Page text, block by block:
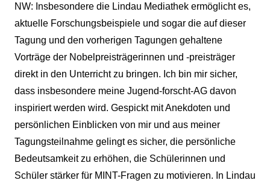
NW: Insbesondere die Lindau Mediathek ermöglicht es,
aktuelle Forschungsbeispiele und sogar die auf dieser
Tagung und den vorherigen Tagungen gehaltene
Vorträge der Nobelpreisträgerinnen und -preisträger
direkt in den Unterricht zu bringen. Ich bin mir sicher,
dass insbesondere meine Jugend-forscht-AG davon
inspiriert werden wird. Gespickt mit Anekdoten und
persönlichen Einblicken von mir und aus meiner
Tagungsteilnahme gelingt es sicher, die persönliche
Bedeutsamkeit zu erhöhen, die Schülerinnen und
Schüler stärker für MINT-Fragen zu motivieren. In Lindau